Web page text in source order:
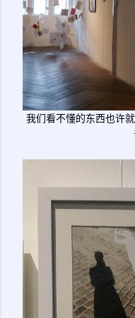
我们看不懂的东西也许